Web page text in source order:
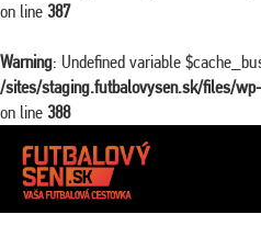
on line 387
Warning: Undefined variable
/sites/staging.futbalovysen.sk/files/
on line 388